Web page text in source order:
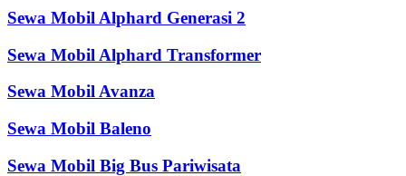
Sewa Mobil Alphard Generasi 2
Sewa Mobil Alphard Transformer
Sewa Mobil Avanza
Sewa Mobil Baleno
Sewa Mobil Big Bus Pariwisata